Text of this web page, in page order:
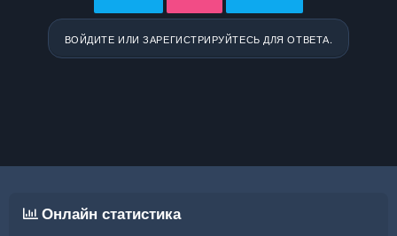
ВОЙДИТЕ ИЛИ ЗАРЕГИСТРИРУЙТЕСЬ ДЛЯ ОТВЕТА.
Онлайн статистика